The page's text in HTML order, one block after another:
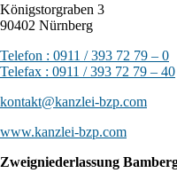
Königstorgraben 3
90402 Nürnberg
Telefon : 0911 / 393 72 79 – 0
Telefax : 0911 / 393 72 79 – 40
kontakt@kanzlei-bzp.com
www.kanzlei-bzp.com
Zweigniederlassung